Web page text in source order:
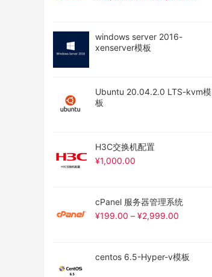
windows server 2016-
xenserver模板
Ubuntu 20.04.2.0 LTS-kvm模
板
H3C交换机配置
¥1,000.00
cPanel 服务器管理系统
¥199.00 – ¥2,999.00
centos 6.5-Hyper-v模板